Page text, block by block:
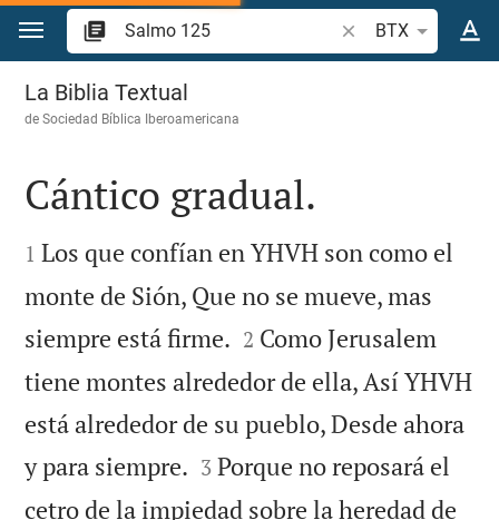
Ir a un contenido
Buscar versículo
BTX
Salmo 125
La Biblia Textual
deSociedad Bíblica Iberoamericana

Cántico gradual.

1 Los que confían en YHVH son como el
monte de Sión, Que no se mueve, mas
siempre está firme. 

2 Como Jerusalem
tiene montes alrededor de ella, Así YHVH
está alrededor de su pueblo, Desde ahora
y para siempre. 

3 Porque no reposará el
cetro de la impiedad sobre la heredad de